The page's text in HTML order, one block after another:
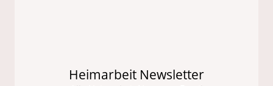
Heimarbeit Newsletter